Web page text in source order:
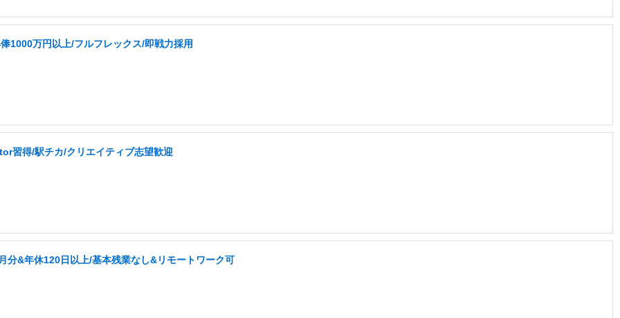
1000万円以上/フルフレックス/即戦力採用
習得/駅チカ/クリエイティブ志望歓迎
分&年休120日以上/基本残業なし&リモートワーク可